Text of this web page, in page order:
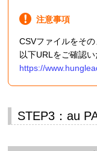
注意事項
CSVファイルをそ
以下URLをご確認
https://
STEP3：au